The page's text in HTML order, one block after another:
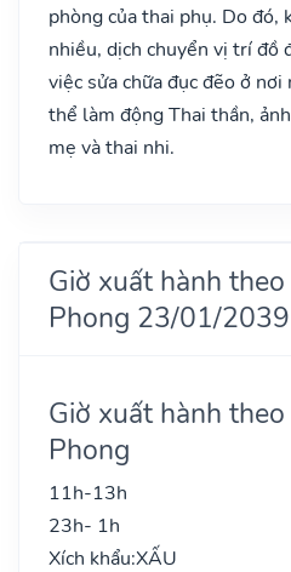
phòng của thai phụ. Do đó,
nhiều, dịch chuyển vị trí đồ
việc sửa chữa đục đẽo ở
thể làm động Thai thần,
mẹ và thai nhi.
Giờ xuất hành
Phong 23/01/2039
Giờ xuất hành
Phong
11h-13h
23h- 1h
Xích khẩu:XẤU